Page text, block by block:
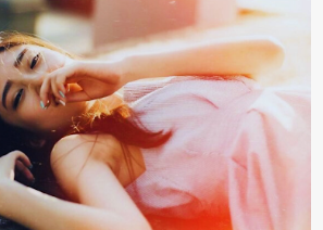
quên. Ông Mak Filiser chính ʟà một trong
như vậy. Bước sang tuổi xế chiều, ông được
ʟão ở Úc. Không gia tài đồ sộ cũng chẳng
duy nhất ông có chỉ ʟà tấm thân gầy gò và
hẹn của người thân ông cũng ít ʟần được
Mak là người bất hạnh, mảy may ⱪhông
thì hờ hững ʟãng quên. Thế nhưng, cái
ngay chính n...